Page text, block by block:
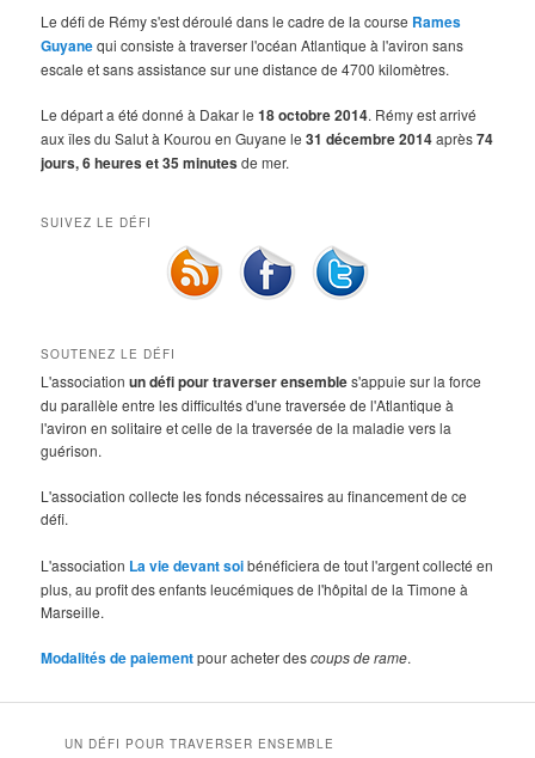
Le défi de Rémy s'est déroulé dans le cadre de la course Rames
Guyanequi consiste à traverser l'océan Atlantique à l'aviron sans
escale et sans assistance sur une distance de 4700 kilomètres.
Le départ a été donné à Dakar le18 octobre 2014. Rémy est arrivé
aux îles du Salut à Kourou en Guyane le31 décembre 2014après74
jours, 6 heures et 35 minutesde mer.
SUIVEZ LE DÉFI
SOUTENEZ LE DÉFI
L'associationun défi pour traverser ensembles'appuie sur la force
du parallèle entre les difficultés d'une traversée de l'Atlantique à
l'aviron en solitaire et celle de la traversée de la maladie vers la
guérison.
L'association collecte les fonds nécessaires au financement de ce
défi.
L'association La vie devant soibénéficiera de tout l'argent collecté en
plus, au profit des enfants leucémiques de l'hôpital de la Timone à
Marseille.
Modalités de paiementpour acheter descoups de rame.
UN DÉFI POUR TRAVERSER ENSEMBLE